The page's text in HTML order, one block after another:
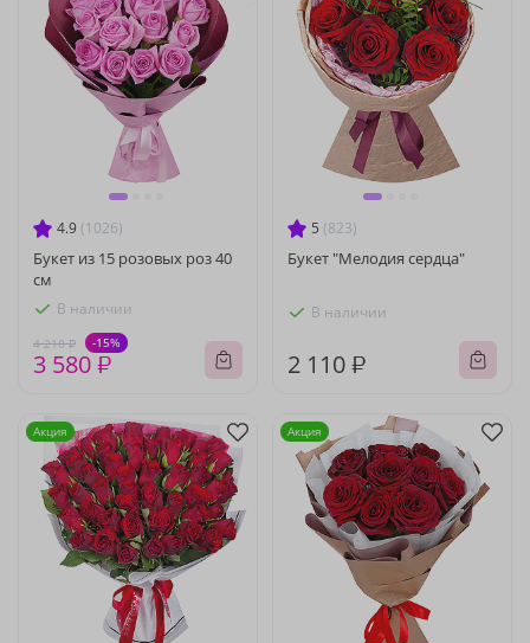
4.9 (1026)
Букет из 15 розовых роз 40
см
В наличии
4 210 ₽ -15%
3 580 ₽
5 (823)
Букет "Мелодия сердца"
В наличии
2 110 ₽
Акция Акция